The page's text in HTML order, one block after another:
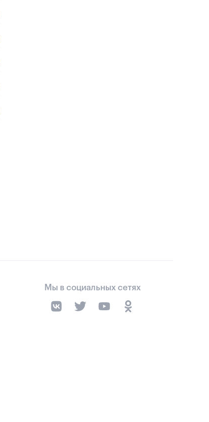
Мы в социальных сетях